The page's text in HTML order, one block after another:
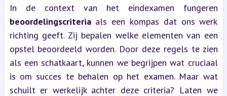
In de context van het eindexamen fungeren
beoordelingscriteriaals een kompas dat ons werk
richting geeft. Zij bepalen welke elementen van een
opstel beoordeeld worden. Door deze regels te zien
als een schatkaart, kunnen we begrijpen wat cruciaal
is om succes te behalen op het examen. Maar wat
schuilt er werkelijk achter deze criteria? Laten we